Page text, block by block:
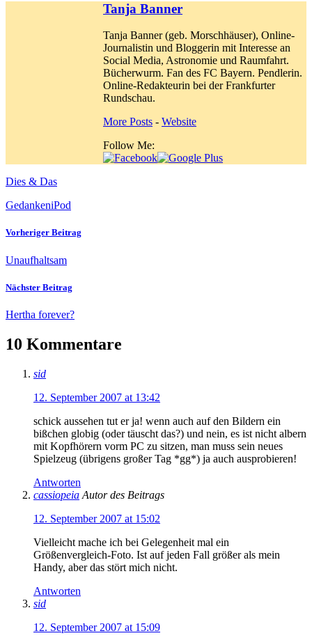
Tanja Banner
Tanja Banner (geb. Morschhäuser), Online-
Journalistin und Bloggerin mit Interesse an
Social Media, Astronomie und Raumfahrt.
Bücherwurm. Fan des FC Bayern. Pendlerin.
Online-Redakteurin bei der Frankfurter
Rundschau.
More Posts - Website
Follow Me:
Dies & Das
GedankeniPod
Vorheriger Beitrag
Unaufhaltsam
Nächster Beitrag
Hertha forever?
10 Kommentare
sid
12. September 2007 at 13:42
schick aussehen tut er ja! wenn auch auf den Bildern ein
bißchen globig (oder täuscht das?) und nein, es ist nicht albern
mit Kopfhörern vorm PC zu sitzen, man muss sein neues
Spielzeug (übrigens großer Tag *gg*) ja auch ausprobieren!
Antworten
cassiopeia Autor des Beitrags
12. September 2007 at 15:02
Vielleicht mache ich bei Gelegenheit mal ein
Größenvergleich-Foto. Ist auf jeden Fall größer als mein
Handy, aber das stört mich nicht.
Antworten
sid
12. September 2007 at 15:09